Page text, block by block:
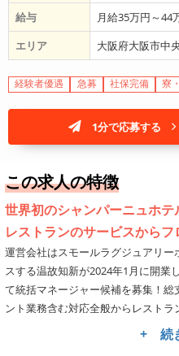
給与
月給35万円～44
エリア
大阪府大阪市中
経験者優遇 急募 社保完備 寮
1分で応募する
この求人の特徴
世界初のシャンパーニュホ
レストランのサービスからフ
運営会社はスモールラグジュアリ
スする温故知新が2024年1月に開業
て統括マネージャー候補を募集！
ント業務含む対応全般からレスト
だきます。まだ、立ち上がったば
くありますが、スタッフとも協力
+ 続